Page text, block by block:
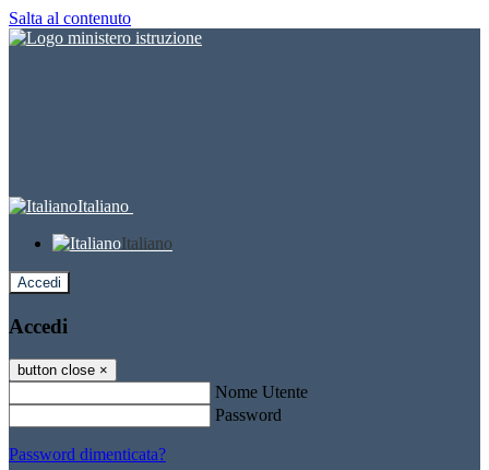
Salta al contenuto
Italiano
Italiano
Accedi
Accedi
button close ×
Nome Utente
Password
Password dimenticata?